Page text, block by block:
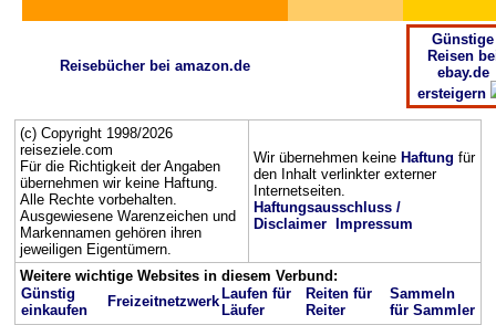
Reisebücher bei amazon.de
Günstige
Reisen
ebay.de
ersteigern
(c) Copyright 1998/2026
reiseziele.com
Für die Richtigkeit der Angaben
übernehmen wir keine Haftung.
Alle Rechte vorbehalten.
Ausgewiesene Warenzeichen und
Markennamen gehören ihren
jeweiligen Eigentümern.
Wir übernehmen keine Haftung für
den Inhalt verlinkter externer
Internetseiten.
Haftungsausschluss /
Disclaimer
Impressum
Weitere wichtige Websites in diesem Verbund:
Günstig
einkaufen
Freizeitnetzwerk Laufen für
Läufer
Reiten für
Reiter
Sammeln
für Sammler